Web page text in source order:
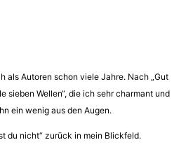
als Autoren schon viele Jahre. Nach „Gut
sieben Wellen“, die ich sehr charmant und
ein wenig aus den Augen.
du nicht“ zurück in mein Blickfeld.